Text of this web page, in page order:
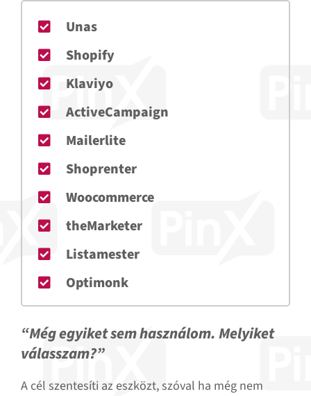
Unas
Shopify
Klaviyo
ActiveCampaign
Mailerlite
Shoprenter
Woocommerce
theMarketer
Listamester
Optimonk
“Még egyiket sem használom. Melyiket
válasszam?”
A cél szentesíti az eszközt, szóval ha még nem